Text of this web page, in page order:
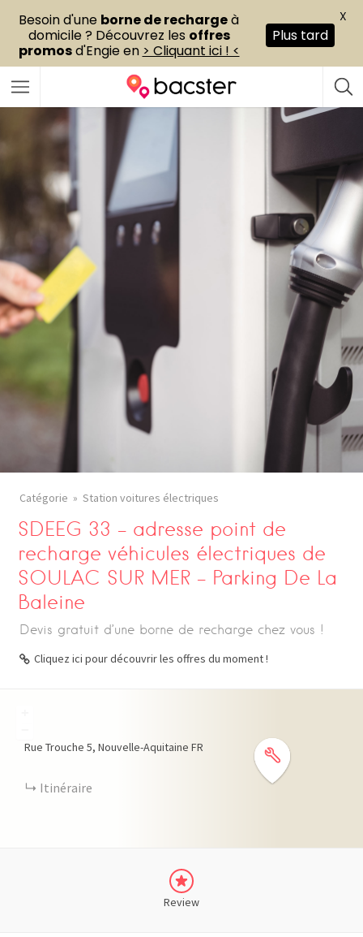
Catégorie Station voitures électriques
SDEEG 33 – adresse point de
recharge véhicules électriques de
SOULAC SUR MER – Parking De La
Baleine
Devis gratuit d’une borne de recharge chez vous !
Cliquez ici pour découvrir les offres du moment !
Rue Trouche 5 Nouvelle-Aquitaine FR
Itinéraire
Review
Besoin d'une borne de rechargeà
domicile ? Découvrez les offres
promosd'Engie en > Cliquant ici ! <
Plus tard
X